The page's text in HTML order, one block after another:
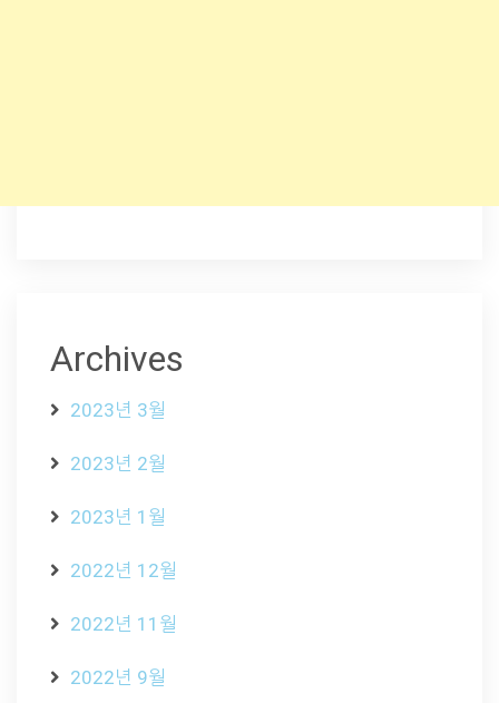
Archives
2023년 3월
2023년 2월
2023년 1월
2022년 12월
2022년 11월
2022년 9월